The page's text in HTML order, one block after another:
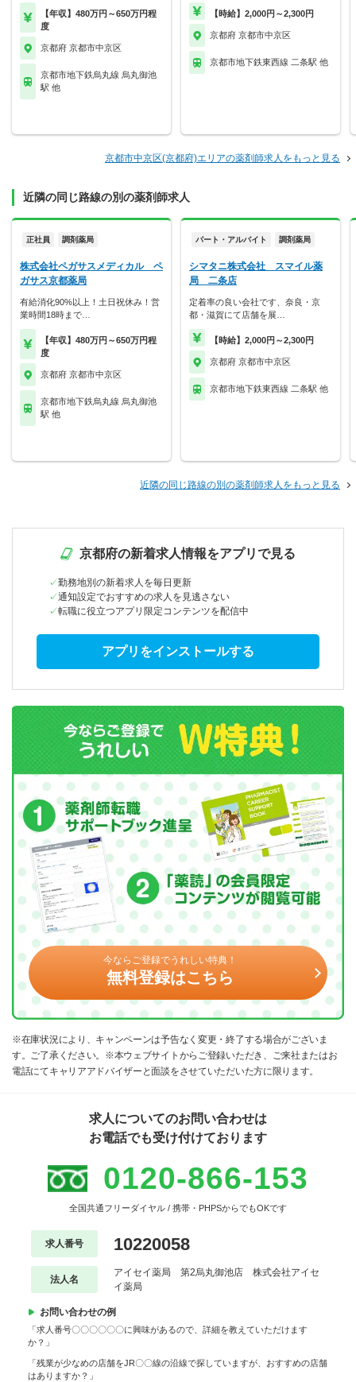
【年収】480万円～650万円程
度
京都府 京都市中京区
京都市地下鉄烏丸線 烏丸御池
駅 他
【時給】2,000円～2,300円
京都府 京都市中京区
京都市地下鉄東西線 二条駅 他
京都市中京区(京都府)エリアの薬剤師求人をもっと見る
近隣の同じ路線の別の薬剤師求人
正社員 調剤薬局
株式会社ペガサスメディカル ペ
ガサス京都薬局
有給消化90%以上！土日祝休み！営
業時間18時まで…
【年収】480万円～650万円程
度
京都府 京都市中京区
京都市地下鉄烏丸線 烏丸御池
駅 他
パート・アルバイト 調剤薬局
シマタニ株式会社 スマイル薬
局 二条店
定着率の良い会社です、奈良・京
都・滋賀にて店舗を展…
【時給】2,000円～2,300円
京都府 京都市中京区
京都市地下鉄東西線 二条駅 他
近隣の同じ路線の別の薬剤師求人をもっと見る
京都府の新着求人情報をアプリで見る
勤務地別の新着求人を毎日更新
通知設定でおすすめの求人を見逃さない
転職に役立つアプリ限定コンテンツを配信中
アプリをインストールする
今ならご登録でうれしい特典！
無料登録はこちら
※在庫状況により、キャンペーンは予告なく変更・終了する場合がございま
す。ご了承ください。※本ウェブサイトからご登録いただき、ご来社またはお
電話にてキャリアアドバイザーと面談をさせていただいた方に限ります。
求人についてのお問い合わせは
お電話でも受け付けております
0120-866-153
全国共通フリーダイヤル / 携帯・PHPSからでもOKです
求人番号 10220058
法人名
アイセイ薬局 第2烏丸御池店 株式会社アイセ
イ薬局
お問い合わせの例
「求人番号〇〇〇〇〇〇に興味があるので、詳細を教えていただけます
か？」
「残業が少なめの店舗をJR〇〇線の沿線で探していますが、おすすめの店舗
はありますか？」